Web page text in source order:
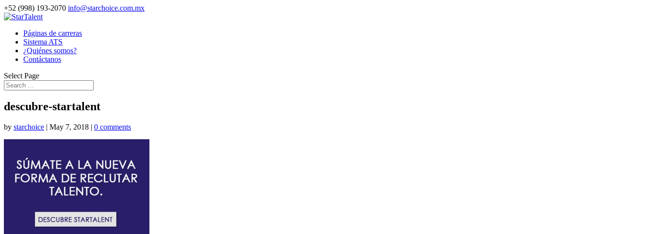
+52 (998) 193-2070 info@starchoice.com.mx
Páginas de carreras
Sistema ATS
¿Quiénes somos?
Contáctanos
Select Page
descubre-startalent
by starchoice | May 7, 2018 | 0 comments